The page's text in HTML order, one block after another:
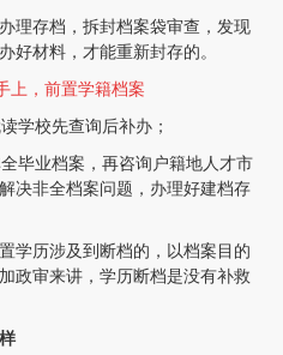
存档，拆封档案袋审查，发现
好材料，才能重新封存的。
上，前置学籍档案
校先查询后补办；
业档案，再咨询户籍地人才市
决非全档案问题，办理好建档存
历涉及到断档的，以档案目的
政审来讲，学历断档是没有补救